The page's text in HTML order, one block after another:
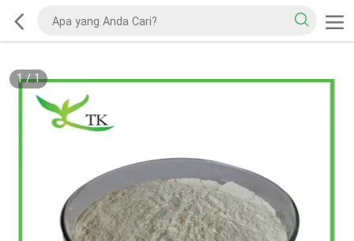
1/1